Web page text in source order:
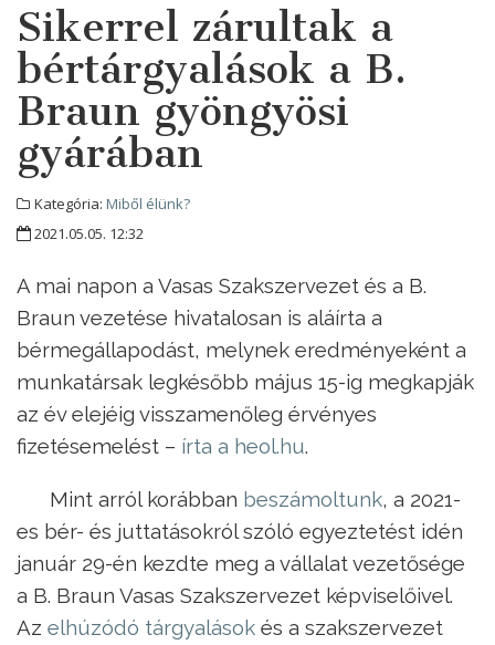
Sikerrel zárultak a
bértárgyalások a B.
Braun gyöngyösi
gyárában
Kategória: Miből élünk?
2021.05.05. 12:32
A mai napon a Vasas Szakszervezet és a B.
Braun vezetése hivatalosan is aláírta a
bérmegállapodást, melynek eredményeként a
munkatársak legkésőbb május 15-ig megkapják
az év elejéig visszamenőleg érvényes
fizetésemelést – írta a heol.hu.
Mint arról korábban beszámoltunk, a 2021-
es bér- és juttatásokról szóló egyeztetést idén
január 29-én kezdte meg a vállalat vezetősége
a B. Braun Vasas Szakszervezet képviselőivel.
Az elhúzódó tárgyalások és a szakszervezet